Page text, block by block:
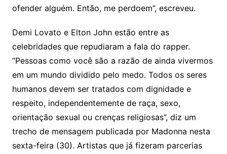
ofender alguém. Então, me perdoem”, escreveu.
Demi Lovato e Elton John estão entre as
celebridades que repudiaram a fala do rapper.
“Pessoas como você são a razão de ainda vivermos
em um mundo dividido pelo medo. Todos os seres
humanos devem ser tratados com dignidade e
respeito, independentemente de raça, sexo,
orientação sexual ou crenças religiosas”, diz um
trecho de mensagem publicada por Madonna nesta
sexta-feira (30). Artistas que já fizeram parcerias